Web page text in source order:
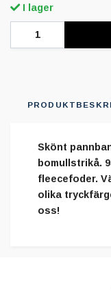
I lager
Skönt
bomullstrikå.
fleecefoder.
olika
oss!